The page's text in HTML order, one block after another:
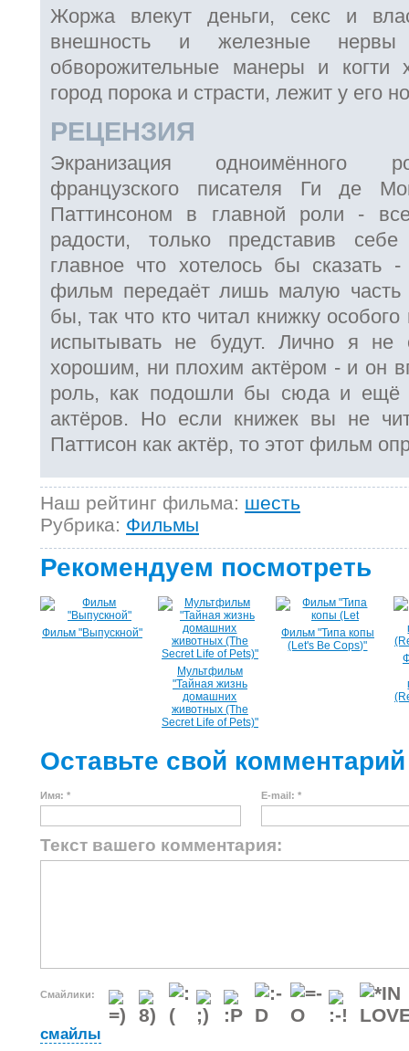
Жоржа влекут деньги, секс и
внешность и железные нервы
обворожительные манеры и
город порока и страсти, лежит у его
РЕЦЕНЗИЯ
Экранизация одноимённого
французского писателя Ги де
Паттинсоном в главной роли -
радости, только представив
главное что хотелось бы сказать
фильм передаёт лишь малую часть
бы, так что кто читал книжку
испытывать не будут. Лично я не
хорошим, ни плохим актёром - и он
роль, как подошли бы сюда и ещё
актёров. Но если книжек вы не
Паттисон как актёр, то этот фильм
Наш рейтинг фильма: шесть
Рубрика: Фильмы
Рекомендуем посмотреть
Фильм "Выпускной"
Мультфильм
"Тайная жизнь
домашних
животных (The
Secret Life of Pets)"
Фильм "Типа копы
(Let's Be Cops)"
Оставьте свой комментарий
Имя: * E-mail: *
Текст вашего комментария:
Смайлики:
смайлы